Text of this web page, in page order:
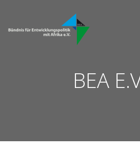
BEA